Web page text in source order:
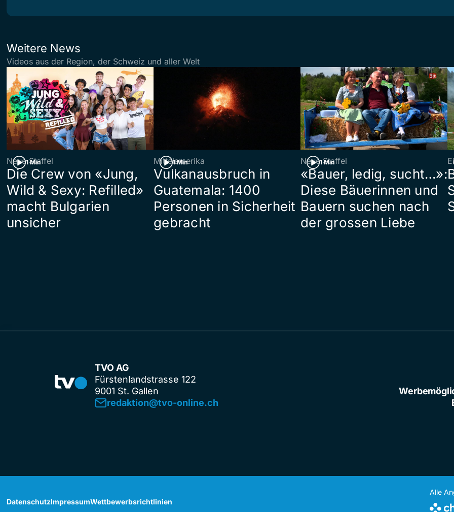
Weitere News
Videos aus der Region, der Schweiz und aller Welt
1 Min
Neue Staffel
Die Crew von «Jung,
Wild & Sexy: Refilled»
macht Bulgarien
unsicher
1 Min
Mittelamerika
Vulkanausbruch in
Guatemala: 1400
Personen in Sicherheit
gebracht
1 Min
Neue Staffel
«Bauer, ledig, sucht…»:
Diese Bäuerinnen und
Bauern suchen nach
der grossen Liebe
TVO AG
Fürstenlandstrasse 122
9001 St. Gallen
redaktion@tvo-online.ch
DatenschutzImpressumWettbewerbsrichtlinien
Alle